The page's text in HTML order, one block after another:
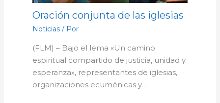
Oración conjunta de las iglesias
Noticias/ Por
(FLM) – Bajo el lema «Un camino
espiritual compartido de justicia, unidad y
esperanza», representantes de iglesias,
organizaciones ecuménicas y…